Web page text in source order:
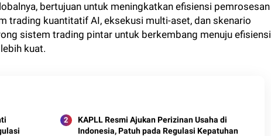
bertujuan untuk meningkatkan efisiensi pemrosesan
trading kuantitatif AI, eksekusi multi-aset, dan skenario
sistem trading pintar untuk berkembang menuju efisiensi
kuat.
KAPLL Resmi Ajukan Perizinan Usaha di
Indonesia, Patuh pada Regulasi Kepatuhan